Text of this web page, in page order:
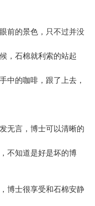
的景色，只不过并没
，石棉就利索的站起
中的咖啡，跟了上去，
言，博士可以清晰的
不知道是好是坏的博
士很享受和石棉安静